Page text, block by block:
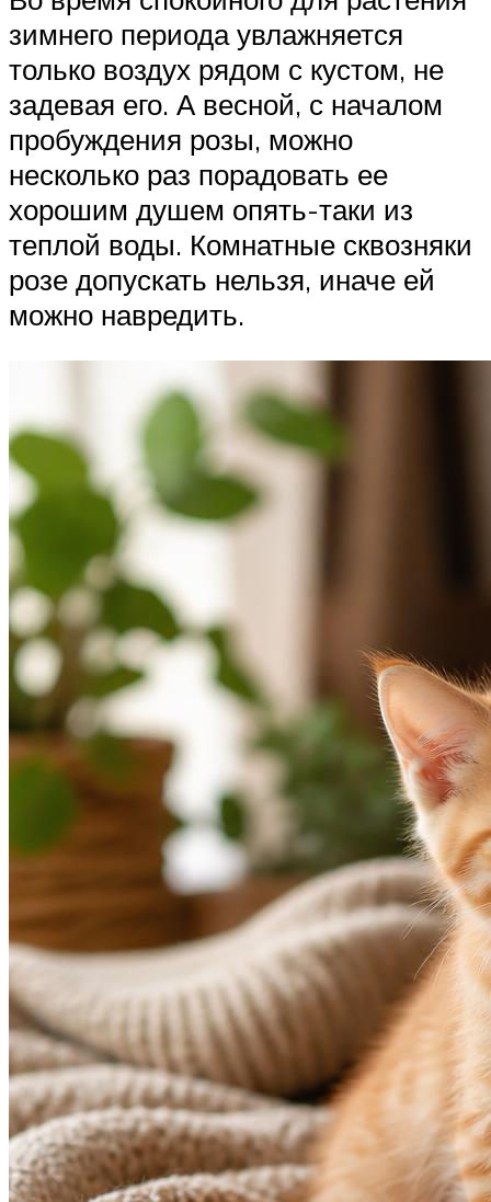
зимнего периода увлажняется
только воздух рядом с кустом, не
задевая его. А весной, с началом
пробуждения розы, можно
несколько раз порадовать ее
хорошим душем опять-таки из
теплой воды. Комнатные сквозняки
розе допускать нельзя, иначе ей
можно навредить.